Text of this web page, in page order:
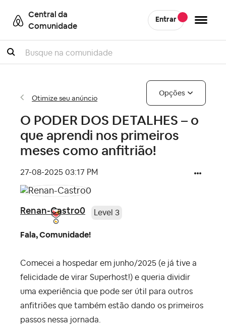
Central da
Comunidade
Entrar
Pesquisar
Otimize seu anúncio
Opções
O PODER DOS DETALHES – o
que aprendi nos primeiros
meses como anfitrião!
‎27-08-2025 03:17 PM
Renan-Castro0 Level 3
Fala, Comunidade!
Comecei a hospedar em junho/2025 (e já tive a
felicidade de virar Superhost!) e queria dividir
uma experiência que pode ser útil para outros
anfitriões que também estão dando os primeiros
passos nessa jornada.